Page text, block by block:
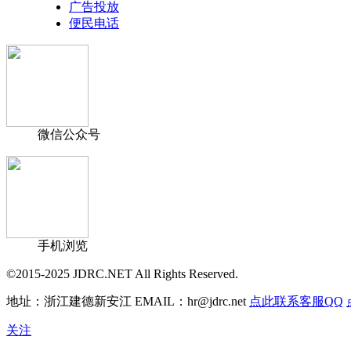
广告投放
便民电话
微信公众号
手机浏览
©2015-2025 JDRC.NET All Rights Reserved.
地址：浙江建德新安江 EMAIL：hr@jdrc.net 点此联系客服QQ
关注